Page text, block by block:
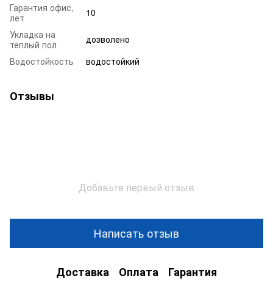
Гарантия офис,
лет
10
Укладка на
теплый пол
дозволено
Водостойкость
водостойкий
Отзывы
Добавьте первый отзыв
Написать отзыв
Доставка Оплата Гарантия